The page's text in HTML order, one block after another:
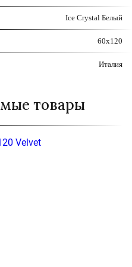
Ice Crystal Белый
60х120
Италия
товары